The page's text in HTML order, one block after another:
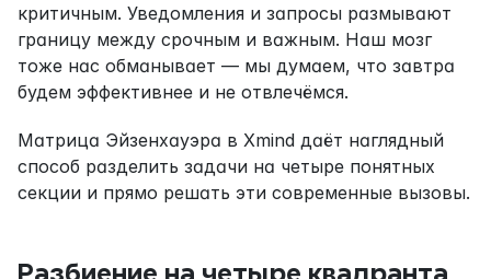
критичным. Уведомления и запросы размывают
границу между срочным и важным. Наш мозг
тоже нас обманывает — мы думаем, что завтра
будем эффективнее и не отвлечёмся.
Матрица Эйзенхауэра в Xmind даёт наглядный
способ разделить задачи на четыре понятных
секции и прямо решать эти современные вызовы.
Разбиение на четыре квадранта